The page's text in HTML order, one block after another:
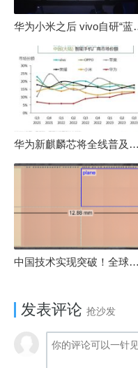
华为小米之
华为新麒麟芯将全线普及！高中低端全面采用 改写竞争格局
中国技术实现突破！全球最先进的3D NAND存储芯片被发现
发表评论 抢沙发